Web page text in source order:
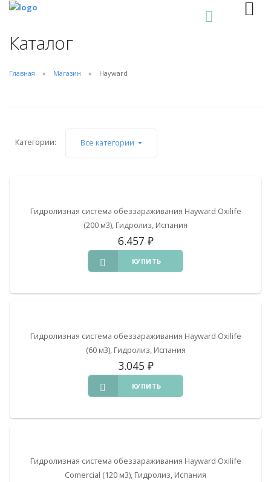
Каталог
Главная Магазин Hayward
Категории: Все категории
Гидролизная система обеззараживания Hayward Oxilife
(200 м3), Гидролиз, Испания
6.457 ₽
КУПИТЬ
Гидролизная система обеззараживания Hayward Oxilife
(60 м3), Гидролиз, Испания
3.045 ₽
КУПИТЬ
Гидролизная система обеззараживания Hayward Oxilife
Comercial (120 м3), Гидролиз, Испания